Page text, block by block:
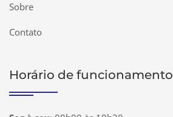
Sobre
Contato
Horário de funcionamento